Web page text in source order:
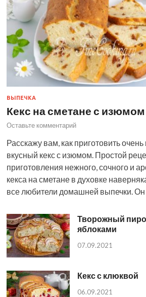
ВЫПЕЧКА
Кекс на сметане с изюмом
Оставьте комментарий
Расскажу вам, как приготовить очень
вкусный кекс с изюмом. Простой
приготовления нежного, сочного и
кекса на сметане в духовке
все любители домашней выпечки.
Творожный
яблоками
07.09.2021
Кекс с клюквой
06.09.2021